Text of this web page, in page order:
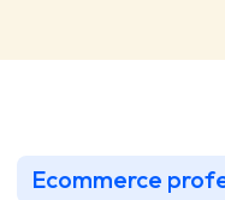
Ecommerce